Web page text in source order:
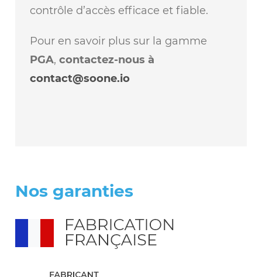
contrôle d’accès efficace et fiable.
Pour en savoir plus sur la gamme
PGA,contactez-nous à
contact@soone.io
Nos garanties